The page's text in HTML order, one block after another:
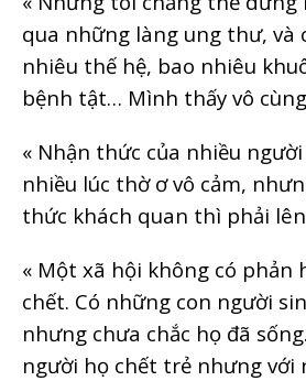
qua những làng ung thư, và
nhiêu thế hệ, bao nhiêu
bệnh tật… Mình thấy vô
« Nhận thức của nhiều
nhiều lúc thờ ơ vô cảm,
thức khách quan thì phải
« Một xã hội không có phản
chết. Có những con người
nhưng chưa chắc họ đã
người họ chết trẻ nhưng với